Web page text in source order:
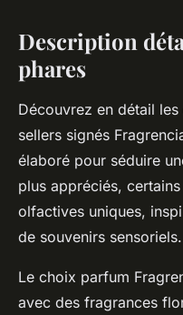
Description
phares
Découvrez en détail
sellers signés
élaboré pour séduire
plus appréciés,
olfactives uniques,
de souvenirs sensoriels.
Le choix parfum
avec des fragrances